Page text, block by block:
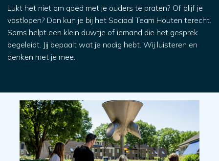
Lukt het niet om goed met je ouders te praten? Of blijf je
vastlopen? Dan kun je bij het Sociaal Team Houten terecht.
Soms helpt een klein duwtje of iemand die het gesprek
begeleidt. Jij bepaalt wat je nodig hebt. Wij luisteren en
denken met je mee.